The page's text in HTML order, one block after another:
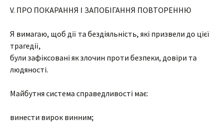
V. ПРО ПОКАРАННЯ І ЗАПОБІГАННЯ ПОВТОРЕННЮ
Я вимагаю, щоб дії та бездіяльність, які призвели до цієї
трагедії,
були зафіксовані як злочин проти безпеки, довіри та
людяності.
Майбутня система справедливості має:
винести вирок винним;